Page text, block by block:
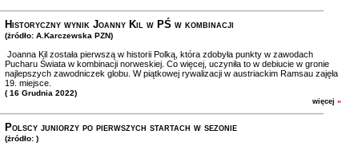
Historyczny wynik Joanny Kil w PŚ w kombinacji
(żródło: A.Karczewska PZN)
Joanna Kil została pierwszą w historii Polką, która zdobyła punkty w zawodach
Pucharu Świata w kombinacji norweskiej. Co więcej, uczyniła to w debiucie w gronie
najlepszych zawodniczek globu. W piątkowej rywalizacji w austriackim Ramsau zajęła
19. miejsce.
( 16 Grudnia 2022)
więcej »
Polscy juniorzy po pierwszych startach w sezonie
(żródło: )